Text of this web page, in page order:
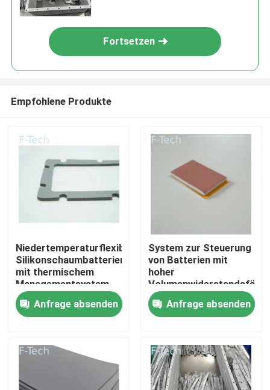
Zu Hause
Videos
Fortsetzen
Empfohlene Produkte
Niedertemperaturflexible
Silikonschaumbatterien
mit thermischem
Managementsystem
UL94 V-0
Flammschutzmittel
Anfrage absenden
System zur Steuerung
von Batterien mit
hoher
aus Silikonkautschuk
Anfrage absenden